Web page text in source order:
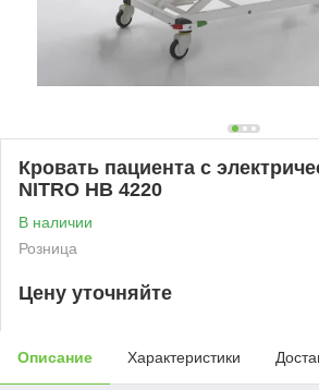
Кровать пациента с
NITRO HB 4220
В наличии
Розница
Цену уточняйте
Описание Характеристики